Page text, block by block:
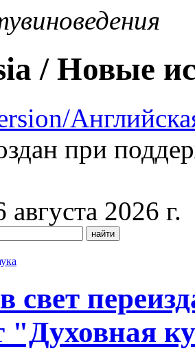
/ Новые
при
августа 2026 г.
"Духовная